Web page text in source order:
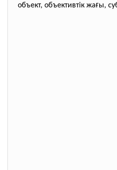
объект, объективтік жағы,